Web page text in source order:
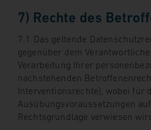
7) Rechte des
7.1 Das geltende
gegenüber dem
Verarbeitung Ihrer
nachstehenden
Interventionsrechte), wobei für
Ausübungsvoraussetzungen
Rechtsgrundlage verwiesen